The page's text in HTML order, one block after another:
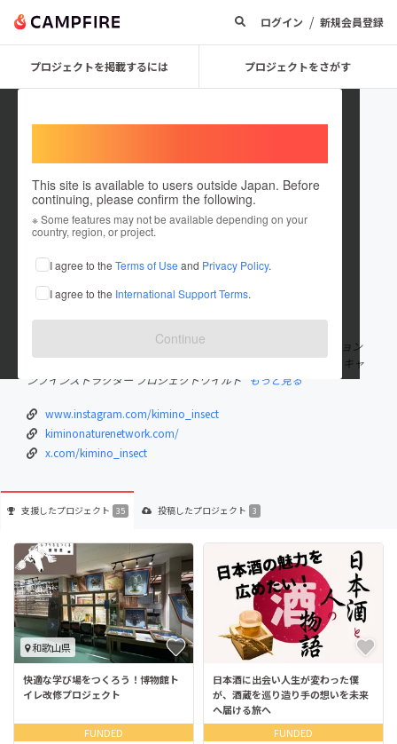
ログイン / 新規会員登録
プロジェクトを掲載するには プロジェクトをさがす
This site is available to users outside Japan. Before
continuing, please confirm the following.
※ Some features may not be available depending on your
country, region, or project.
I agree to the Terms of Use and Privacy Policy.
I agree to the International Support Terms.
Continue
GENKI IGARI
これまでに35回支援して3件のプロジェクトを投稿しています
在住国：日本 現在地：和歌山県
出身国：日本 出身地：栃木県
2017年紀美野町に移住 関西に来て昆虫熱が再発し、蝶のコレクション
を開始 それに伴い、紀美野町の自然関係のイベントに携わる 資格 キャ
ンプインストラクター プロジェクトワイルド
もっと見る
www.instagram.com/kimino_insect
kiminonaturenetwork.com/
x.com/kimino_insect
支援したプロジェクト 35 投稿したプロジェクト 3
和歌山県
快適な学び場をつくろう！博物館ト
イレ改修プロジェクト
FUNDED
日本酒に出会い人生が変わった僕
が、酒蔵を巡り造り手の想いを未来
へ届ける旅へ
FUNDED